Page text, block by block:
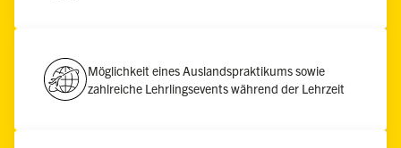
Möglichkeit eines Auslandspraktikums sowie
zahlreiche Lehrlingsevents während der Lehrzeit